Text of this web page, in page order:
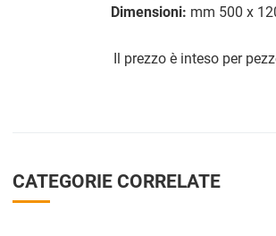
Dimensioni: mm 500 x
Il prezzo è inteso per
CATEGORIE CORRELATE